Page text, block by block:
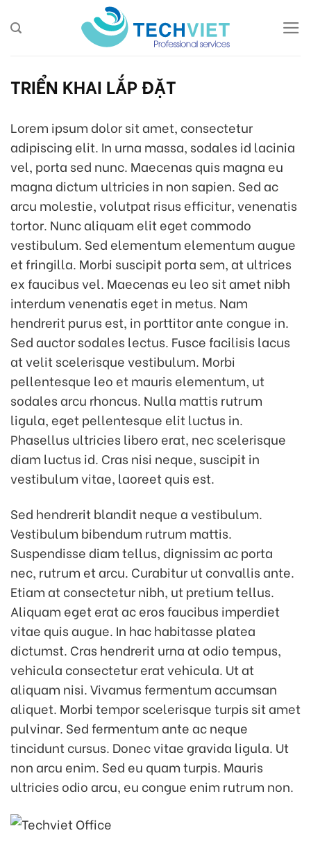
to
TRIỂN KHAI LẮP ĐẶT
Lorem ipsum dolor sit amet, consectetur
adipiscing elit. In urna massa, sodales id lacinia
vel, porta sed nunc. Maecenas quis magna eu
magna dictum ultricies in non sapien. Sed ac
arcu molestie, volutpat risus efficitur, venenatis
tortor. Nunc aliquam elit eget commodo
vestibulum. Sed elementum elementum augue
et fringilla. Morbi suscipit porta sem, at ultrices
ex faucibus vel. Maecenas eu leo sit amet nibh
interdum venenatis eget in metus. Nam
hendrerit purus est, in porttitor ante congue in.
Sed auctor sodales lectus. Fusce facilisis lacus
at velit scelerisque vestibulum. Morbi
pellentesque leo et mauris elementum, ut
sodales arcu rhoncus. Nulla mattis rutrum
ligula, eget pellentesque elit luctus in.
Phasellus ultricies libero erat, nec scelerisque
diam luctus id. Cras nisi neque, suscipit in
vestibulum vitae, laoreet quis est.
Sed hendrerit blandit neque a vestibulum.
Vestibulum bibendum rutrum mattis.
Suspendisse diam tellus, dignissim ac porta
nec, rutrum et arcu. Curabitur ut convallis ante.
Etiam at consectetur nibh, ut pretium tellus.
Aliquam eget erat ac eros faucibus imperdiet
vitae quis augue. In hac habitasse platea
dictumst. Cras hendrerit urna at odio tempus,
vehicula consectetur erat vehicula. Ut at
aliquam nisi. Vivamus fermentum accumsan
aliquet. Morbi tempor scelerisque turpis sit amet
pulvinar. Sed fermentum ante ac neque
tincidunt cursus. Donec vitae gravida ligula. Ut
non arcu enim. Sed eu quam turpis. Mauris
ultricies odio arcu, eu congue enim rutrum non.